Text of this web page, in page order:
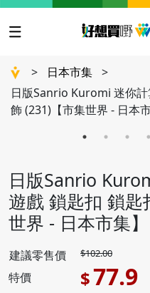
> 日本市集
>
日版Sanrio Kuromi 迷你
飾 (231)【市集世界 - 日本市
日版Sanrio
遊戲 鎖匙扣 鎖匙
世界 - 日本市集】
建議零售價 $102.00
特價 $77.9